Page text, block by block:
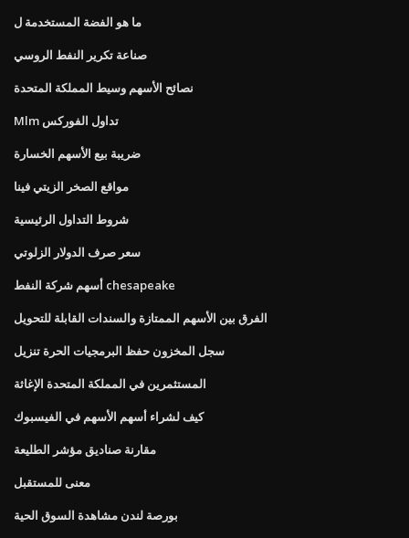
ما هو الفضة المستخدمة ل
صناعة تكرير النفط الروسي
نصائح الأسهم وسيط المملكة المتحدة
Mlm تداول الفوركس
ضريبة بيع الأسهم الخسارة
مواقع الصخر الزيتي فينا
شروط التداول الرئيسية
سعر صرف الدولار الزلوتي
أسهم شركة النفط chesapeake
الفرق بين الأسهم الممتازة والسندات القابلة للتحويل
سجل المخزون حفظ البرمجيات الحرة تنزيل
المستثمرين في المملكة المتحدة الإغاثة
كيف لشراء أسهم الأسهم في الفيسبوك
مقارنة صناديق مؤشر الطليعة
معنى للمستقبل
بورصة لندن مشاهدة السوق الحية